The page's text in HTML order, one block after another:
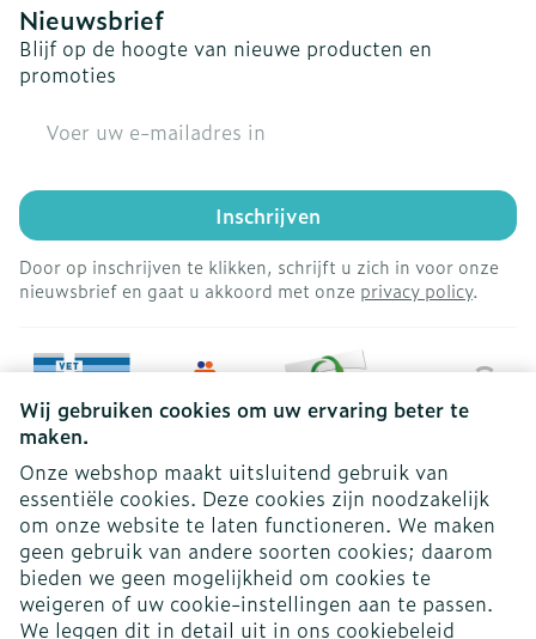
Wij gebruiken cookies om uw ervaring beter te
maken.
Onze webshop maakt uitsluitend gebruik van
essentiële cookies. Deze cookies zijn noodzakelijk
om onze website te laten functioneren. We maken
geen gebruik van andere soorten cookies; daarom
bieden we geen mogelijkheid om cookies te
weigeren of uw cookie-instellingen aan te passen.
We leggen dit in detail uit in ons cookiebeleid
Nieuwsbrief
Blijf op de hoogte van nieuwe producten en
promoties
Inschrijven
Door op inschrijven te klikken, schrijft u zich in voor onze
nieuwsbrief en gaat u akkoord met onze privacy policy.
Juridische links